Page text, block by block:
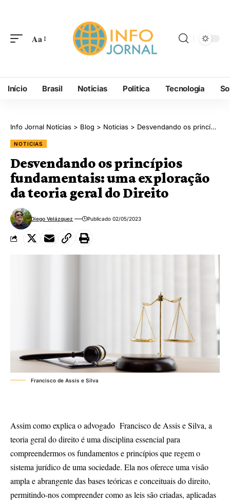
Aa
Início Brasil Noticias Politica Tecnologia
Info Jornal Notícias > Blog > Noticias > Desvendando os princípios fundamentais: uma exploração da teoria geral do Direito
NOTICIAS
Desvendando os princípios
fundamentais: uma exploração
da teoria geral do Direito
Diego Velázquez Publicado 02/05/2023
Francisco de Assis e Silva
Assim como explica o advogado Francisco de Assis e Silva, a
teoria geral do direito é uma disciplina essencial para
compreendermos os fundamentos e princípios que regem o
sistema jurídico de uma sociedade. Ela nos oferece uma visão
ampla e abrangente das bases teóricas e conceituais do direito,
permitindo-nos compreender como as leis são criadas, aplicadas